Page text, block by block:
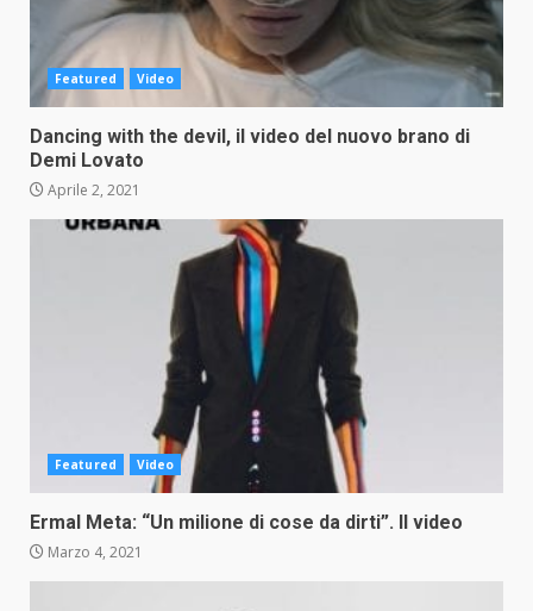
Featured Video
Dancing with the devil, il video del nuovo brano di
Demi Lovato
Aprile 2, 2021
Featured Video
Ermal Meta: “Un milione di cose da dirti”. Il video
Marzo 4, 2021